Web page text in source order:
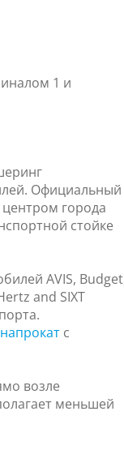
1 и
Официальный
города
стойке
AVIS,
and SIXT
с
возле
меньшей